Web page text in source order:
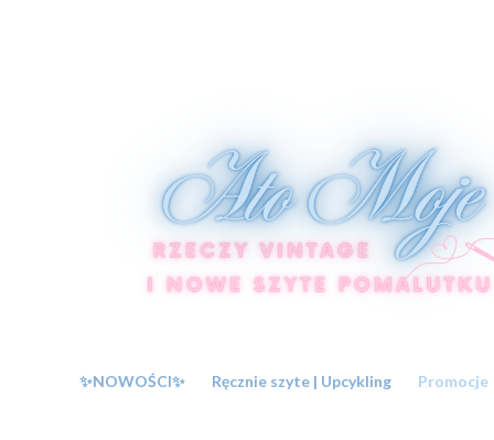
✨NOWOŚCI✨ Ręcznie szyte | Upcykling Promocje